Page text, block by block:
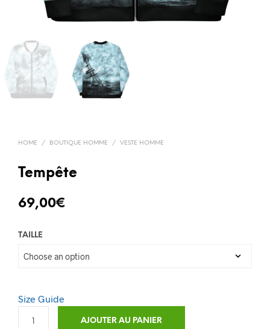
HOME / BOUTIQUE HOMME / VESTE HOMME
Tempête
69,00€
TAILLE
Size Guide
AJOUTER AU PANIER